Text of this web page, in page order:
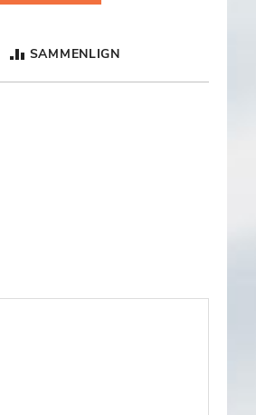
SAMMENLIGN